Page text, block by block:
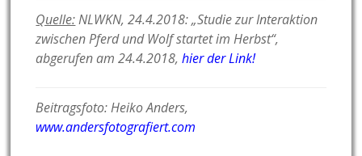
Quelle:NLWKN, 24.4.2018: „Studie zur Interaktion
zwischen Pferd und Wolf startet im Herbst“,
abgerufen am 24.4.2018, hier der Link!
Beitragsfoto: Heiko Anders,
www.andersfotografiert.com